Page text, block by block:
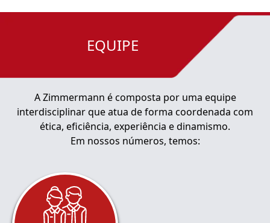
EQUIPE
A Zimmermann é composta por uma equipe
interdisciplinar que atua de forma coordenada com
ética, eficiência, experiência e dinamismo.
Em nossos números, temos: